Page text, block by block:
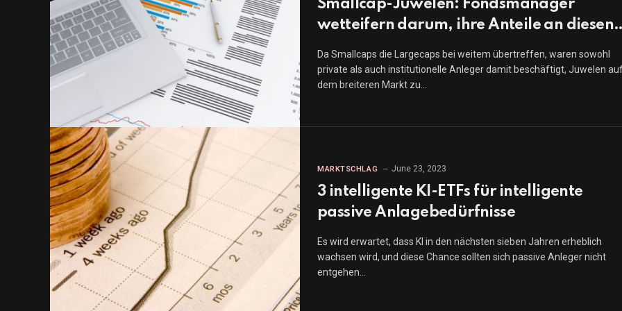
Smallcap-Juwelen: Fondsmanager
wetteifern darum, ihre Anteile an diesen
Da Smallcaps die Largecaps bei weitem übertreffen, waren sowohl
private als auch institutionelle Anleger damit beschäftigt, Juwelen
dem breiteren Markt zu…
MARKTSCHLAG June 23, 2023
3 intelligente KI-ETFs für intelligente
passive Anlagebedürfnisse
Es wird erwartet, dass KI in den nächsten sieben Jahren erheblich
wachsen wird, und diese Chance sollten sich passive Anleger nicht
entgehen…